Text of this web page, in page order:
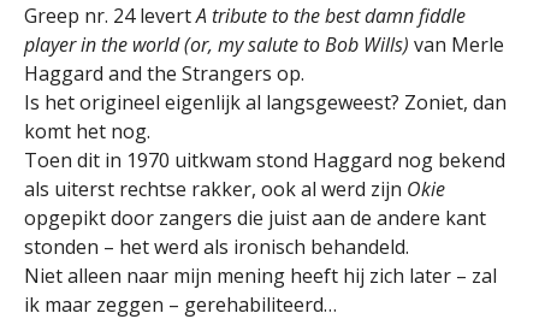
Greep nr. 24 levertA tribute to the best damn fiddle
player in the world (or, my salute to Bob Wills) van Merle
Haggard and the Strangers op.
Is het origineel eigenlijk al langsgeweest? Zoniet, dan
komt het nog.
Toen dit in 1970 uitkwam stond Haggard nog bekend
als uiterst rechtse rakker, ook al werd zijn Okie
opgepikt door zangers die juist aan de andere kant
stonden – het werd als ironisch behandeld.
Niet alleen naar mijn mening heeft hij zich later – zal
ik maar zeggen – gerehabiliteerd…